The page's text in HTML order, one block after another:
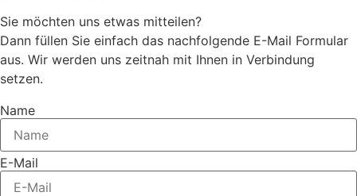
Sie möchten uns etwas mitteilen?
Dann füllen Sie einfach das nachfolgende E-Mail Formular
aus. Wir werden uns zeitnah mit Ihnen in Verbindung
setzen.
Name
E-Mail